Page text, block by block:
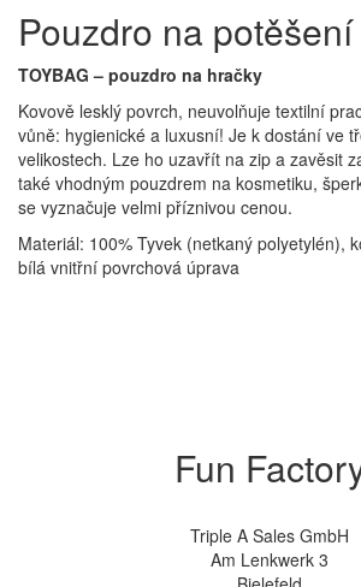
Pouzdro na potěšení
TOYBAG – pouzdro na hračky
Kovově lesklý povrch, neuvolňuje textilní
vůně: hygienické a luxusní! Je k dostání ve
velikostech. Lze ho uzavřít na zip a zavěsit
také vhodným pouzdrem na kosmetiku,
se vyznačuje velmi příznivou cenou.
Materiál: 100% Tyvek (netkaný polyetylén),
bílá vnitřní povrchová úprava
Fun
Triple A Sales GmbH
Am Lenkwerk 3